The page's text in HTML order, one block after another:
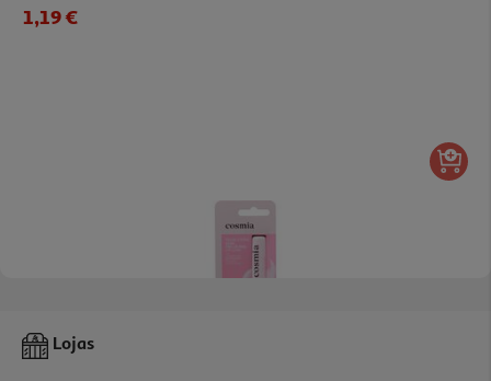
1,19 €
Batom Cosmia Efeito Rosa Pearly 1un
Lojas